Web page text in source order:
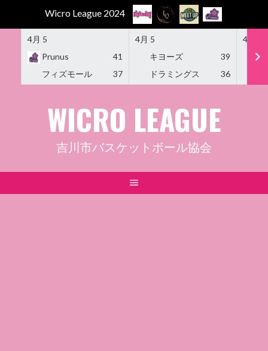
Wicro League 2024
4月 5
Prunus
41
フィズモール
37
4月 5
キヨーズ
39
ドラミングス
36
4月 5
WICRO LEAGUE
吉川市バスケットボール協会